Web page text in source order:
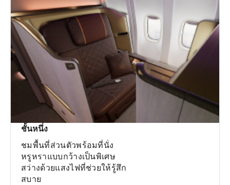
ชั้นหนึ่ง
ชมพื้นที่ส่วนตัวพร้อมที่นั่ง
หรูหราแบบกว้างเป็นพิเศษ
สว่างด้วยแสงไฟที่ช่วยให้รู้สึก
สบาย